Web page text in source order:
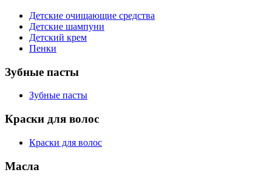
Детские очищающие средства
Детские шампуни
Детский крем
Пенки
Зубные пасты
Зубные пасты
Краски для волос
Краски для волос
Масла